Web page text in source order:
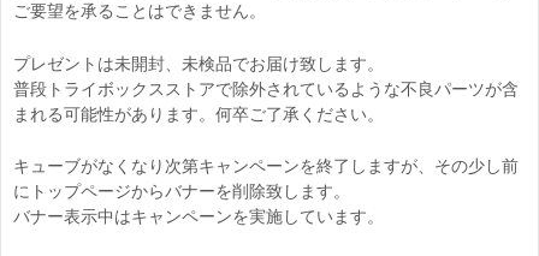
ご要望を承ることはできません。
プレゼントは未開封、未検品でお届け致します。
普段トライボックスストアで除外されているような不良パーツが含
まれる可能性があります。何卒ご了承ください。
キューブがなくなり次第キャンペーンを終了しますが、その少し前
にトップページからバナーを削除致します。
バナー表示中はキャンペーンを実施しています。